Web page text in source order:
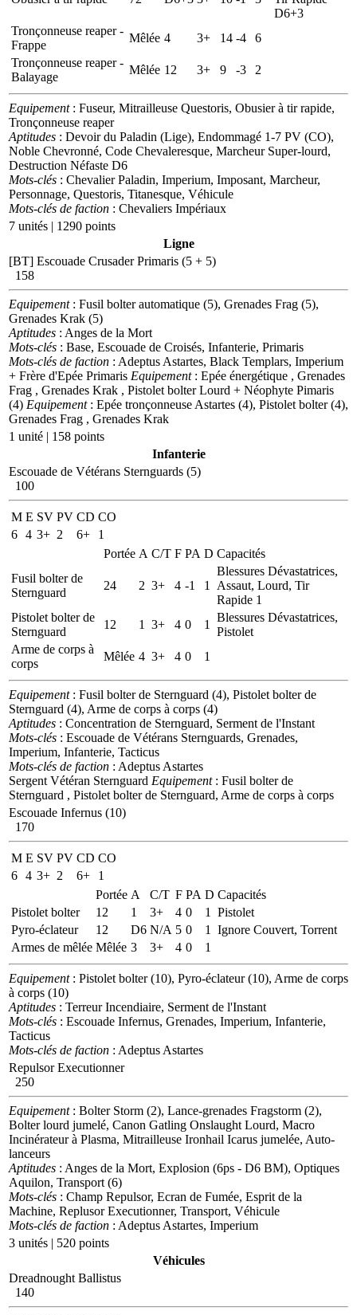
D6+3
Tronçonneuse reaper -
Frappe
Mêlée 4 3+ 14 -4
6
Tronçonneuse reaper -
Balayage
Mêlée 12 3+ 9 -3 2
Equipement: Fuseur, Mitrailleuse Questoris, Obusier à tir rapide,
Tronçonneuse reaper
Aptitudes : Devoir du Paladin (Lige), Endommagé 1-7 PV (CO),
Noble Chevronné, Code Chevaleresque, Marcheur Super-lourd,
Destruction Néfaste D6
Mots-clés : Chevalier Paladin, Imperium, Imposant, Marcheur,
Personnage, Questoris, Titanesque, Véhicule
Mots-clés de faction : Chevaliers Impériaux
7 unités | 1290 points
Ligne
[BT] Escouade Crusader Primaris (5 + 5)
158
Equipement: Fusil bolter automatique (5), Grenades Frag (5),
Grenades Krak (5)
Aptitudes : Anges de la Mort
Mots-clés : Base, Escouade de Croisés, Infanterie, Primaris
Mots-clés de faction : Adeptus Astartes, Black Templars, Imperium
+ Frère d'Epée Primaris Equipement: Epée énergétique , Grenades
Frag , Grenades Krak , Pistolet bolter Lourd + Néophyte Pimaris
(4) Equipement: Epée tronçonneuse Astartes (4), Pistolet bolter (4),
Grenades Frag , Grenades Krak
1 unité | 158 points
Infanterie
Escouade de Vétérans Sternguards (5)
100
M E SV PV CD CO
6 4 3+ 2 6+
1
Portée A C/T F PA D Capacités
Fusil bolter de
Sternguard
24 2 3+ 4 -1 1
Blessures Dévastatrices,
Assaut, Lourd, Tir
Rapide 1
Pistolet bolter de
Sternguard
12 1 3+ 4 0 1
Blessures Dévastatrices,
Pistolet
Arme de corps à
corps
Mêlée 4 3+ 4 0 1
Equipement: Fusil bolter de Sternguard (4), Pistolet bolter de
Sternguard (4), Arme de corps à corps (4)
Aptitudes : Concentration de Sternguard, Serment de l'Instant
Mots-clés : Escouade de Vétérans Sternguards, Grenades,
Imperium, Infanterie, Tacticus
Mots-clés de faction : Adeptus Astartes
Sergent Vétéran Sternguard Equipement: Fusil bolter de
Sternguard , Pistolet bolter de Sternguard, Arme de corps à corps
Escouade Infernus (10)
170
M E SV PV CD CO
6 4 3+ 2 6+
1
Portée A C/T F PA D Capacités
Pistolet bolter
12 1 3+ 4 0 1
Pistolet
Pyro-éclateur
12 D6 N/A 5 0 1
Ignore Couvert, Torrent
Armes de mêlée Mêlée 3 3+ 4 0 1
Equipement: Pistolet bolter (10), Pyro-éclateur (10), Arme de corps
à corps (10)
Aptitudes : Terreur Incendiaire, Serment de l'Instant
Mots-clés : Escouade Infernus, Grenades, Imperium, Infanterie,
Tacticus
Mots-clés de faction : Adeptus Astartes
Repulsor Executionner
250
Equipement: Bolter Storm (2), Lance-grenades Fragstorm (2),
Bolter lourd jumelé, Canon Gatling Onslaught Lourd, Macro
Incinérateur à Plasma, Mitrailleuse Ironhail Icarus jumelée, Auto-
lanceurs
Aptitudes : Anges de la Mort, Explosion (6ps - D6 BM), Optiques
Aquilon, Transport (6)
Mots-clés : Champ Repulsor, Ecran de Fumée, Esprit de la
Machine, Replusor Executionner, Transport, Véhicule
Mots-clés de faction : Adeptus Astartes, Imperium
3 unités | 520 points
Véhicules
Dreadnought Ballistus
140